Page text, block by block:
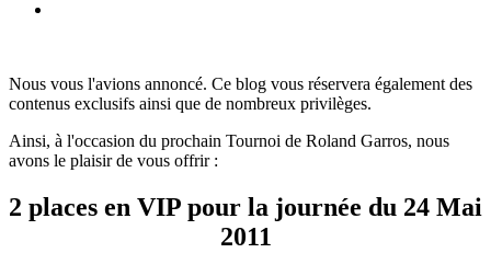
Nous vous l'avions annoncé. Ce blog vous réservera également des
contenus exclusifs ainsi que de nombreux privilèges.
Ainsi, à l'occasion du prochain Tournoi de Roland Garros, nous
avons le plaisir de vous offrir :
2 places en VIP pour la journée du 24 Mai
2011